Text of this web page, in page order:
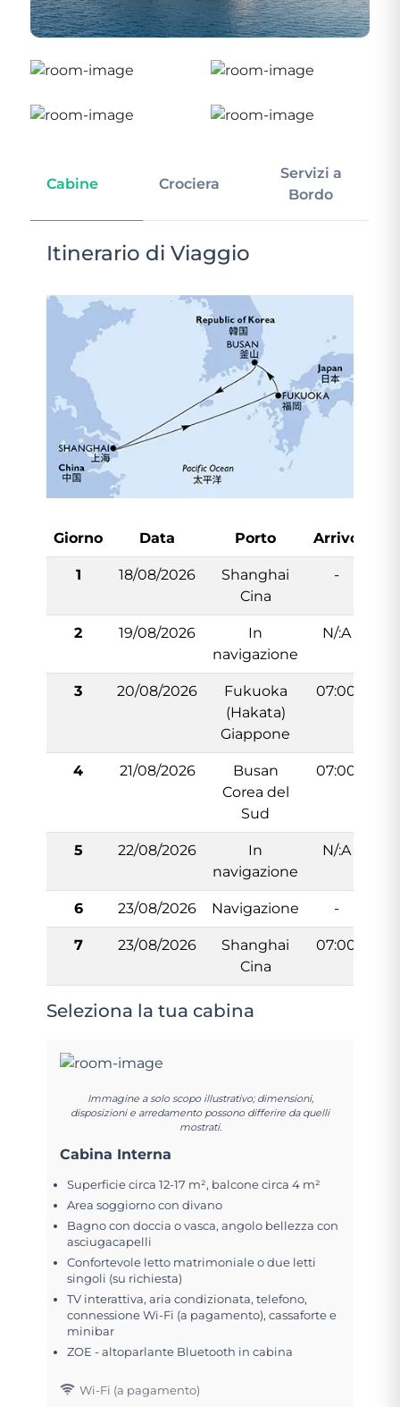
Cabine Crociera
Servizi a
Bordo
Itinerario di Viaggio
Giorno Data Porto Arrivo
1 18/08/2026
Shanghai
Cina
-
2 19/08/2026
In
navigazione
N/:A
3 20/08/2026
Fukuoka
(Hakata)
Giappone
07:00
4 21/08/2026
Busan
Corea del
Sud
07:00
5 22/08/2026
In
navigazione
N/:A
6 23/08/2026 Navigazione -
7 23/08/2026
Shanghai
Cina
07:00
Seleziona la tua cabina
Immagine a solo scopo illustrativo; dimensioni,
disposizioni e arredamento possono differire da quelli
mostrati.
Cabina Interna
Superficie circa 12-17 m², balcone circa 4 m²
Area soggiorno con divano
Bagno con doccia o vasca, angolo bellezza con
asciugacapelli
Confortevole letto matrimoniale o due letti
singoli (su richiesta)
TV interattiva, aria condizionata, telefono,
connessione Wi-Fi (a pagamento), cassaforte e
minibar
ZOE - altoparlante Bluetooth in cabina
Wi-Fi (a pagamento)